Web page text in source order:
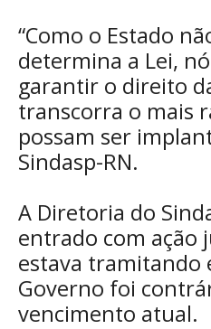
“Como o Estado
determina a Lei,
garantir o direito
transcorra o mais
possam ser
Sindasp-RN.
A Diretoria do
entrado com ação
estava tramitando
Governo foi
vencimento atual.